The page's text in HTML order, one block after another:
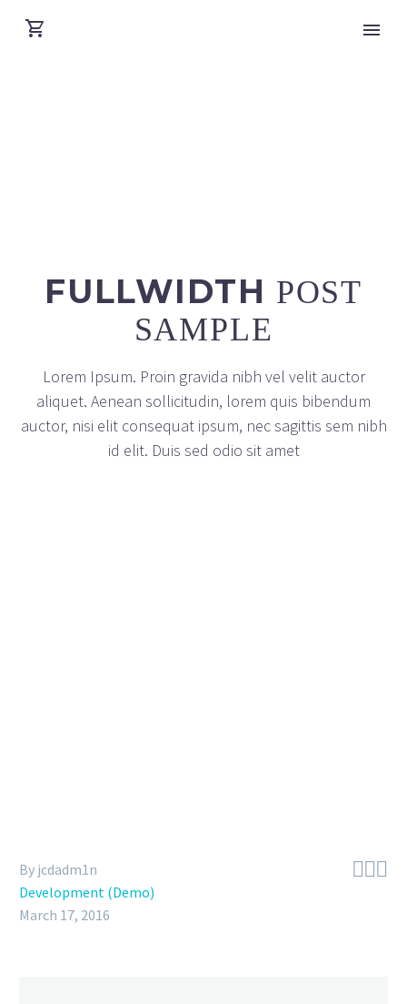
FULLWIDTH POST
SAMPLE
Lorem Ipsum. Proin gravida nibh vel velit auctor
aliquet. Aenean sollicitudin, lorem quis bibendum
auctor, nisi elit consequat ipsum, nec sagittis sem nibh
id elit. Duis sed odio sit amet

By jcdadm1n
Development (Demo)
March 17, 2016